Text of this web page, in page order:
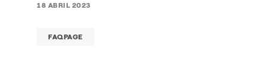
FAQPAGE
18 ABRIL 2023